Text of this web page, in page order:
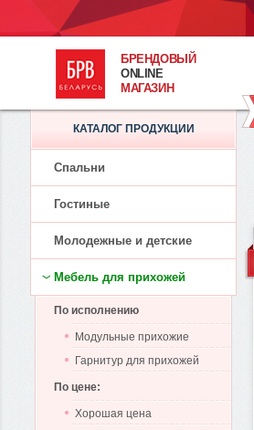
БРЕНДОВЫЙ
ONLINE
МАГАЗИН
КАТАЛОГ ПРОДУКЦИИ
Спальни
Гостиные
Молодежные и детские
Мебель для прихожей
По исполнению
Модульные прихожие
Гарнитур для прихожей
По цене:
Хорошая цена